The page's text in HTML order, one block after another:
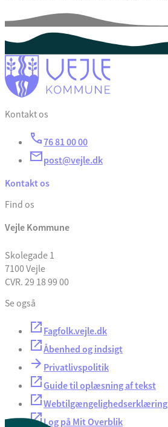
Kontakt os
76 81 00 00
post@vejle.dk
Kontakt os
Find os
Vejle Kommune
Skolegade 1
7100 Vejle
CVR. 29 18 99 00
Se også
Fagfolk.vejle.dk
Åbenhed og indsigt
Privatlivspolitik
Guide til oplæsning af tekst
Webtilgængelighedserklæring
Log på Mit Overblik